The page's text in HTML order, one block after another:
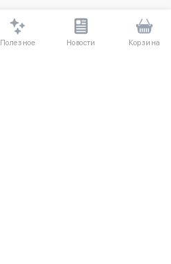
Полезное Новости Корзина